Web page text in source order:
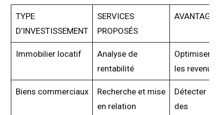
TYPE
D’INVESTISSEMENT
SERVICES
PROPOSÉS
AVANTAGES
Immobilier locatif
Analyse de
rentabilité
Optimiser
les revenus
Biens commerciaux
Recherche et mise
en relation
Détecter
des